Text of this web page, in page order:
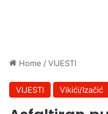
Home /VIJESTI
VIJESTI Vikići/Izačić